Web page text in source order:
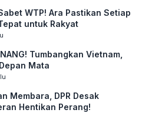
WTP! Ara Pastikan Setiap
untuk Rakyat
Tumbangkan Vietnam,
Mata
Membara, DPR Desak
Hentikan Perang!